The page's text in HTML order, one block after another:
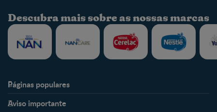
Descubra mais sobre as nossas marcas
Páginas populares
Sobre Nós
Aviso importante